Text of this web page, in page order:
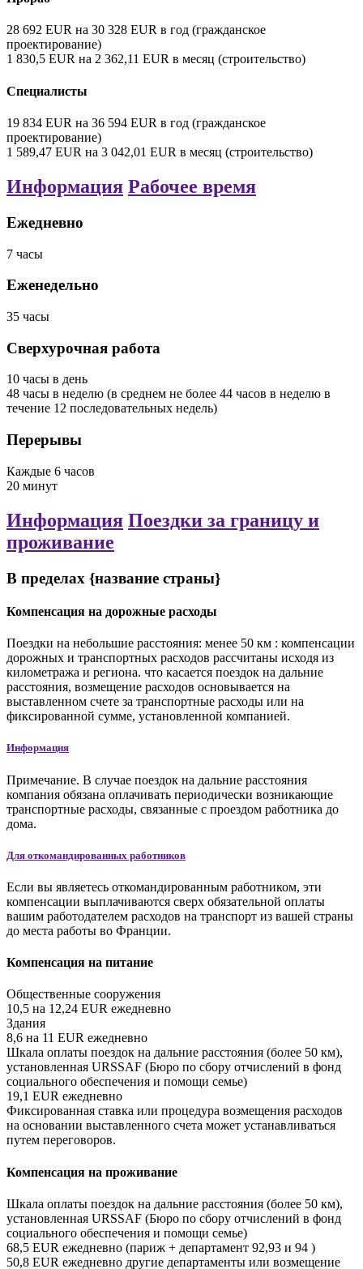
28 692 EUR на 30 328 EUR в год (гражданское
проектирование)
1 830,5 EUR на 2 362,11 EUR в месяц (строительство)
Специалисты
19 834 EUR на 36 594 EUR в год (гражданское
проектирование)
1 589,47 EUR на 3 042,01 EUR в месяц (строительство)
Информация Рабочее время
Ежедневно
7 часы
Еженедельно
35 часы
Сверхурочная работа
10 часы в день
48 часы в неделю (в среднем не более 44 часов в неделю в
течение 12 последовательных недель)
Перерывы
Каждые 6 часов
20 минут
Информация Поездки за границу и
проживание
В пределах {название страны}
Компенсация на дорожные расходы
Поездки на небольшие расстояния: менее 50 км : компенсации
дорожных и транспортных расходов рассчитаны исходя из
километража и региона. что касается поездок на дальние
расстояния, возмещение расходов основывается на
выставленном счете за транспортные расходы или на
фиксированной сумме, установленной компанией.
Информация
Примечание. В случае поездок на дальние расстояния
компания обязана оплачивать периодически возникающие
транспортные расходы, связанные с проездом работника до
дома.
Для откомандированных работников
Если вы являетесь откомандированным работником, эти
компенсации выплачиваются сверх обязательной оплаты
вашим работодателем расходов на транспорт из вашей страны
до места работы во Франции.
Компенсация на питание
Общественные сооружения
10,5 на 12,24 EUR ежедневно
Здания
8,6 на 11 EUR ежедневно
Шкала оплаты поездок на дальние расстояния (более 50 км),
установленная URSSAF (Бюро по сбору отчислений в фонд
социального обеспечения и помощи семье)
19,1 EUR ежедневно
Фиксированная ставка или процедура возмещения расходов
на основании выставленного счета может устанавливаться
путем переговоров.
Компенсация на проживание
Шкала оплаты поездок на дальние расстояния (более 50 км),
установленная URSSAF (Бюро по сбору отчислений в фонд
социального обеспечения и помощи семье)
68,5 EUR ежедневно (париж + департамент 92,93 и 94 )
50,8 EUR ежедневно другие департаменты или возмещение